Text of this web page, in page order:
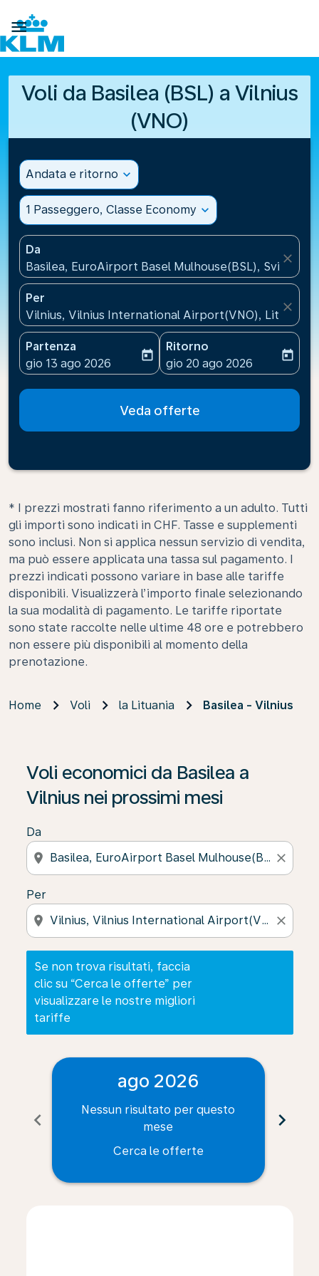

Voli da Basilea (BSL) a Vilnius
(VNO)
Andata e ritorno expand_more
1 Passeggero, Classe Economy expand_more
Da
Basilea, EuroAirport Basel Mulhouse(BSL), Svizzera
close
Per
Vilnius, Vilnius International Airport(VNO), Lituania
close
Partenza
fc-booking-departure-date-aria-label
gio 13 ago 2026
today
Ritorno
fc-booking-return-date-
gio 20 ago 2026
today
Veda offerte
* I prezzi mostrati fanno riferimento a un adulto. Tutti
gli importi sono indicati in CHF. Tasse e supplementi
sono inclusi. Non si applica nessun servizio di vendita,
ma può essere applicata una tassa sul pagamento. I
prezzi indicati possono variare in base alle tariffe
disponibili. Visualizzerà l’importo finale selezionando
la sua modalità di pagamento. Le tariffe riportate
sono state raccolte nelle ultime 48 ore e potrebbero
non essere più disponibili al momento della
prenotazione.
Home Voli la Lituania Basilea - Vilnius
Voli economici da Basilea a
Vilnius nei prossimi mesi
Da
location_on close
Per
location_on close
Se non trova risultati, faccia
clic su “Cerca le offerte” per
visualizzare le nostre migliori
tariffe
Se non trova risultati, faccia clic su “Cerca le offerte”
chevron_left
ago 2026
Nessun risultato per questo
mese
Cerca le offerte
chevron_right